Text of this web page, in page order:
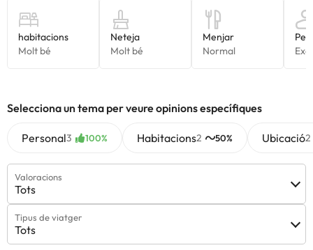
Selecciona un tema per veure opinions específiques
Personal3 100% Habitacions2 50% Ubicació2
Valoracions
Tots
Tipus de viatger
Tots